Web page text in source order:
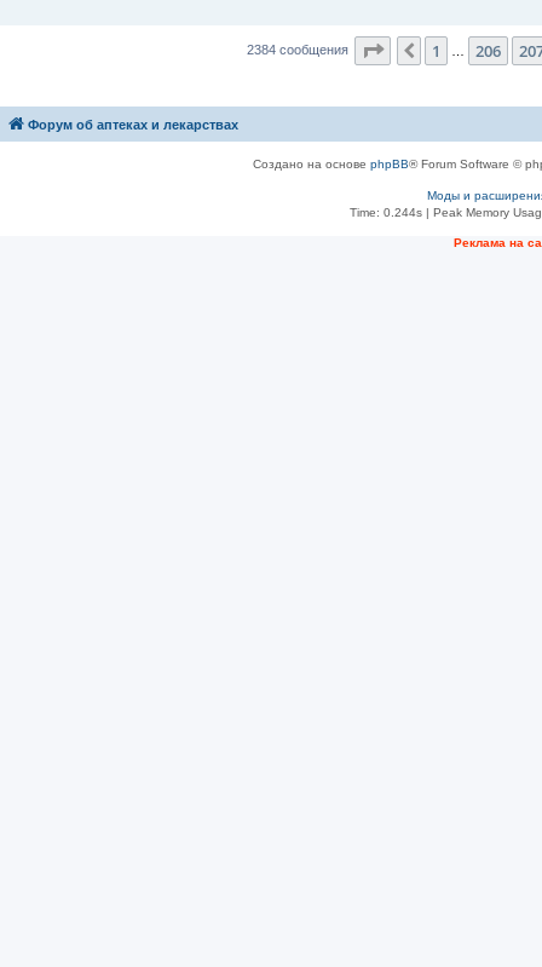
2384 сообщения Страница 208из
Пред.
1 206
Форум об аптеках и лекарствах
Создано на основе phpBB® Forum Software ©
Моды и
Time: 0.244s| Peak Memory
Рeклама на